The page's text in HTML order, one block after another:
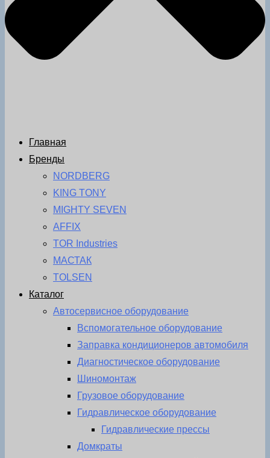
Главная
Бренды
NORDBERG
KING TONY
MIGHTY SEVEN
AFFIX
TOR Industries
МАСТАК
TOLSEN
Каталог
Автосервисное оборудование
Вспомогательное оборудование
Заправка кондиционеров автомобиля
Диагностическое оборудование
Шиномонтаж
Грузовое оборудование
Гидравлическое оборудование
Гидравлические прессы
Домкраты